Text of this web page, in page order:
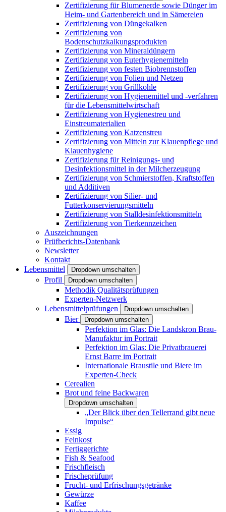
Zertifizierung für Blumenerde sowie Dünger im
Heim- und Gartenbereich und in Sämereien
Zertifizierung von Düngekalken
Zertifizierung von
Bodenschutzkalkungsprodukten
Zertifizierung von Mineraldüngern
Zertifizierung von Euterhygienemitteln
Zertifizierung von festen Biobrennstoffen
Zertifizierung von Folien und Netzen
Zertifizierung von Grillkohle
Zertifizierung von Hygienemittel und -verfahren
für die Lebensmittelwirtschaft
Zertifizierung von Hygienestreu und
Einstreumaterialien
Zertifizierung von Katzenstreu
Zertifizierung von Mitteln zur Klauenpflege und
Klauenhygiene
Zertifizierung für Reinigungs- und
Desinfektionsmittel in der Milcherzeugung
Zertifizierung von Schmierstoffen, Kraftstoffen
und Additiven
Zertifizierung von Silier- und
Futterkonservierungsmitteln
Zertifizierung von Stalldesinfektionsmitteln
Zertifizierung von Tierkennzeichen
Auszeichnungen
Prüfberichts-Datenbank
Newsletter
Kontakt
Lebensmittel
Dropdown umschalten
Profil Dropdown umschalten
Methodik Qualitätsprüfungen
Experten-Netzwerk
Lebensmittelprüfungen
Dropdown umschalten
Bier Dropdown umschalten
Perfektion im Glas: Die Landskron Brau-
Manufaktur im Portrait
Perfektion im Glas: Die Privatbrauerei
Ernst Barre im Portrait
Internationale Braustile und Biere im
Experten-Check
Cerealien
Brot und feine Backwaren
Dropdown umschalten
„Der Blick über den Tellerrand gibt neue
Impulse“
Essig
Feinkost
Fertiggerichte
Fish & Seafood
Frischfleisch
Frischeprüfung
Frucht- und Erfrischungsgetränke
Gewürze
Kaffee